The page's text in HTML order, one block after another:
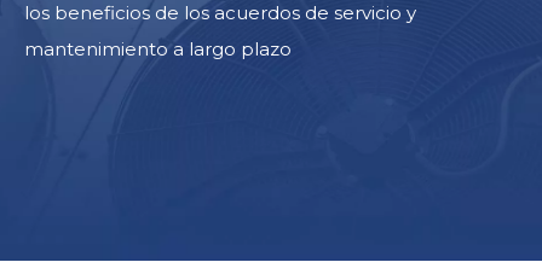
los beneficios de los acuerdos de servicio y
mantenimiento a largo plazo